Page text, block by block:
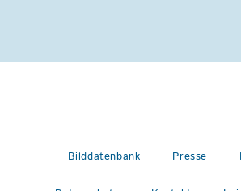
Bilddatenbank Presse